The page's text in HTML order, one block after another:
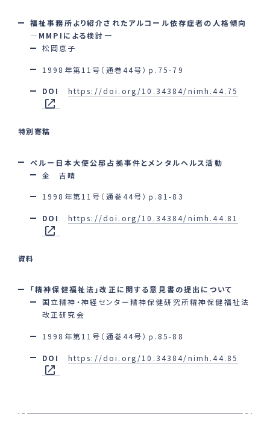
福祉事務所より紹介されたアルコール依存症者の人格傾向
―MMPIによる検討一
松岡恵子
1998年第11号（通巻44号）ｐ.75-79
DOI https://doi.org/10.34384/nimh.44.75
特別寄稿
ペルー日本大使公邸占拠事件とメンタルヘルス活動
金 吉晴
1998年第11号（通巻44号）ｐ.81-83
DOI https://doi.org/10.34384/nimh.44.81
資料
「精神保健福祉法」改正に関する意見書の提出について
国立精神・神経センター精神保健研究所精神保健福祉法
改正研究会
1998年第11号（通巻44号）ｐ.85-88
DOI https://doi.org/10.34384/nimh.44.85